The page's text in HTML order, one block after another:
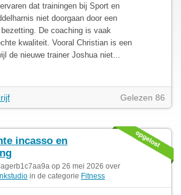
dat trainingen bij Sport en
niet doorgaan door een
De coaching is vaak
kwaliteit. Vooral Christian is een
de nieuwe trainer Joshua niet...
Gelezen 86
incasso en
op 26 mei 2026 over
in de categorie Fitness